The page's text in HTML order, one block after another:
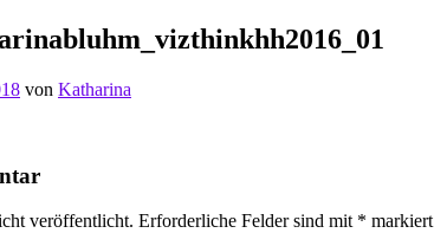
von Katharina
veröffentlicht. Erforderliche Felder sind mit * markiert